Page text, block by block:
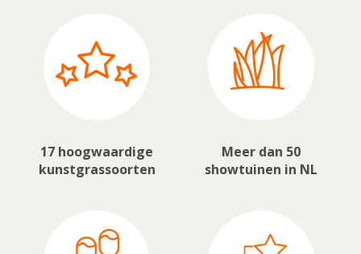
17 hoogwaardige
kunstgrassoorten
Meer dan 50
showtuinen in NL